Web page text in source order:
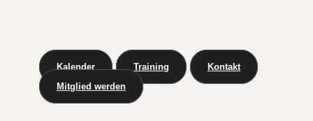
Kalender Training
Kontakt
Mitglied werden